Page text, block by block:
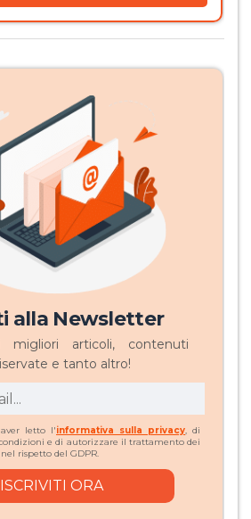
alla Newsletter
articoli, contenuti
e tanto altro!
letto l'informativa sulla privacy, di
e di autorizzare il trattamento dei
rispetto del GDPR.